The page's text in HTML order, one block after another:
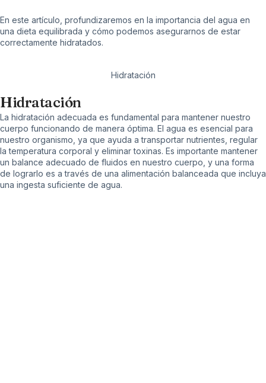
En este artículo, profundizaremos en la importancia del agua en
una dieta equilibrada y cómo podemos asegurarnos de estar
correctamente hidratados.
Hidratación
Hidratación
La hidratación adecuada es fundamental para mantener nuestro
cuerpo funcionando de manera óptima. El agua es esencial para
nuestro organismo, ya que ayuda a transportar nutrientes, regular
la temperatura corporal y eliminar toxinas. Es importante mantener
un balance adecuado de fluidos en nuestro cuerpo, y una forma
de lograrlo es a través de una alimentación balanceada que incluya
una ingesta suficiente de agua.